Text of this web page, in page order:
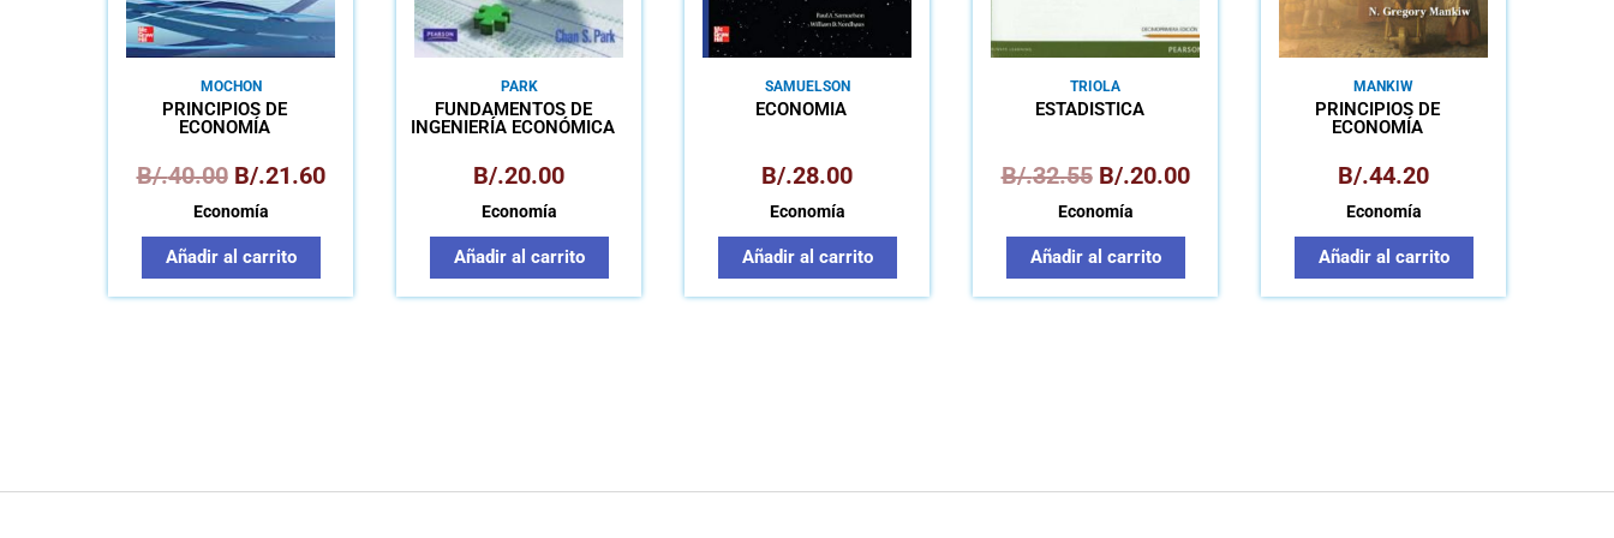
MOCHON
PRINCIPIOS DE
ECONOMÍA
B/.40.00 B/.21.60
Economía
Añadir al carrito
PARK
FUNDAMENTOS DE
INGENIERÍA ECONÓMICA
B/.20.00
Economía
Añadir al carrito
SAMUELSON
ECONOMÍA
B/.28.00
Economía
Añadir al carrito
TRIOLA
ESTADÍSTICA
B/.32.55 B/.20.00
Economía
Añadir al carrito
MANKIW
PRINCIPIOS DE
ECONOMÍA
B/.44.20
Economía
Añadir al carrito